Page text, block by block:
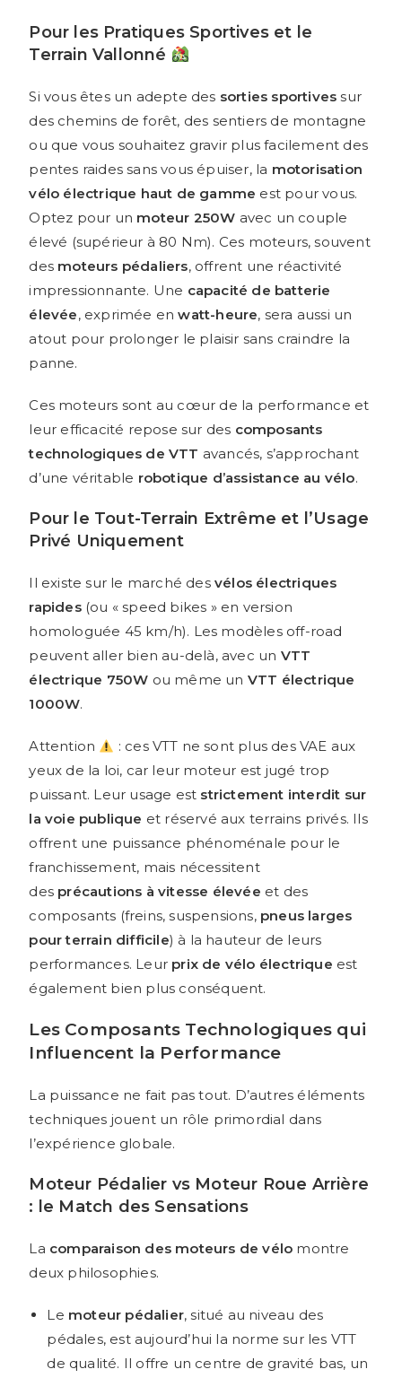
Pour les Pratiques Sportives et le
Terrain Vallonné
Si vous êtes un adepte des sorties sportives sur
des chemins de forêt, des sentiers de montagne
ou que vous souhaitez gravir plus facilement des
pentes raides sans vous épuiser, la motorisation
vélo électrique haut de gamme est pour vous.
Optez pour un moteur 250W avec un couple
élevé (supérieur à 80 Nm). Ces moteurs, souvent
des moteurs pédaliers, offrent une réactivité
impressionnante. Une capacité de batterie
élevée, exprimée enwatt-heure, sera aussi un
atout pour prolonger le plaisir sans craindre la
panne.
Ces moteurs sont au cœur de la performance et
leur efficacité repose sur des composants
technologiques de VTT avancés, s’approchant
d’une véritable robotique d’assistance au vélo.
Pour le Tout-Terrain Extrême et l’Usage
Privé Uniquement
Il existe sur le marché desvélos électriques
rapides(ou « speed bikes » en version
homologuée 45 km/h). Les modèles off-road
peuvent aller bien au-delà, avec un VTT
électrique 750W ou même un VTT électrique
1000W.
Attention
: ces VTT ne sont plus des VAE aux
yeux de la loi, car leur moteur est jugé trop
puissant. Leur usage est strictement interdit sur
la voie publique et réservé aux terrains privés. Ils
offrent une puissance phénoménale pour le
franchissement, mais nécessitent
des précautions à vitesse élevée et des
composants (freins, suspensions, pneus larges
pour terrain difficile) à la hauteur de leurs
performances. Leur prix de vélo électrique est
également bien plus conséquent.
Les Composants Technologiques qui
Influencent la Performance
La puissance ne fait pas tout. D’autres éléments
techniques jouent un rôle primordial dans
l’expérience globale.
Moteur Pédalier vs Moteur Roue Arrière
: le Match des Sensations
La comparaison des moteurs de vélo montre
deux philosophies.
Le moteur pédalier, situé au niveau des
pédales, est aujourd’hui la norme sur les VTT
de qualité. Il offre un centre de gravité bas, un